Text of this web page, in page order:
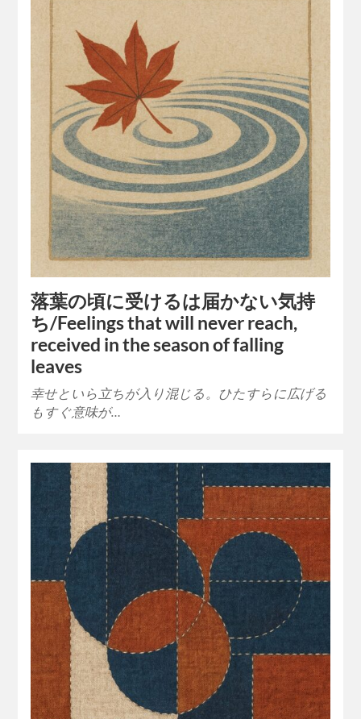
落葉の頃に受けるは届かない気持
ち/Feelings that will never reach,
received in the season of falling
leaves
幸せといら立ちが入り混じる。ひたすらに広げる
もすぐ意味が…